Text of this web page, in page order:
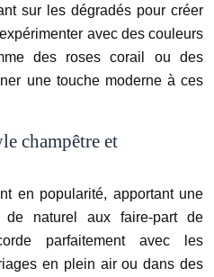
sur les dégradés pour créer
avec des couleurs
des roses corail ou des
une touche moderne à ces
champêtre et
en popularité, apportant une
naturel aux faire-part de
parfaitement avec les
en plein air ou dans des